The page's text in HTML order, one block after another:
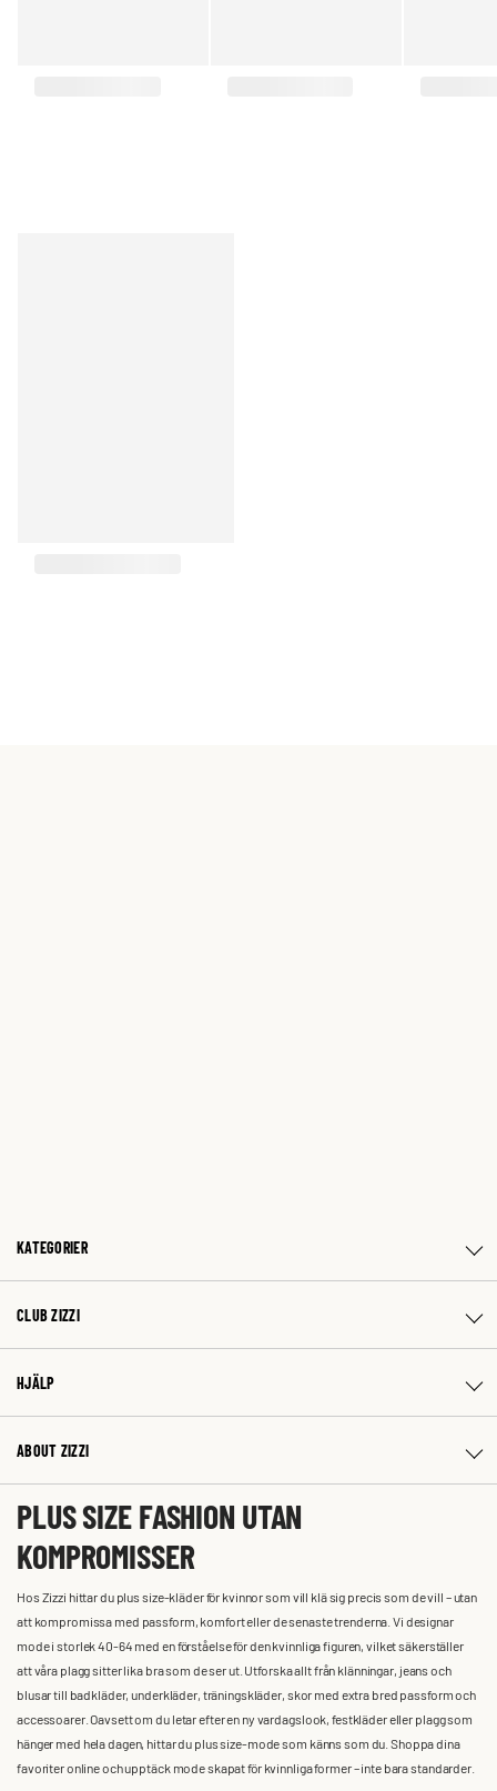
KATEGORIER
CLUB ZIZZI
HJÄLP
ABOUT ZIZZI
PLUS SIZE FASHION UTAN
KOMPROMISSER
Hos Zizzi hittar du plus size-kläder för kvinnor som vill klä sig precis som de vill – utan
att kompromissa med passform, komfort eller de senaste trenderna. Vi designar
mode i storlek 40-64 med en förståelse för den kvinnliga figuren, vilket säkerställer
att våra plagg sitter lika bra som de ser ut. Utforska allt från klänningar, jeans och
blusar till badkläder, underkläder, träningskläder, skor med extra bred passform och
accessoarer. Oavsett om du letar efter en ny vardagslook, festkläder eller plagg som
hänger med hela dagen, hittar du plus size-mode som känns som du. Shoppa dina
favoriter online och upptäck mode skapat för kvinnliga former – inte bara standarder.